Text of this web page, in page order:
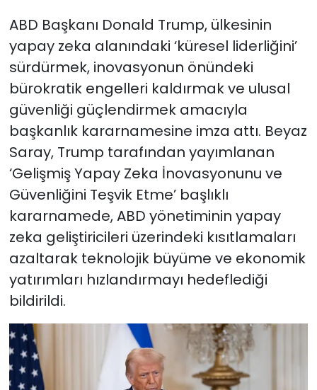
görüştü
ABD Başkanı Donald Trump, ülkesinin
yapay zeka alanındaki ‘küresel liderliğini’
sürdürmek, inovasyonun önündeki
bürokratik engelleri kaldırmak ve ulusal
güvenliği güçlendirmek amacıyla
başkanlık kararnamesine imza attı. Beyaz
Saray, Trump tarafından yayımlanan
‘Gelişmiş Yapay Zeka İnovasyonunu ve
Güvenliğini Teşvik Etme’ başlıklı
kararnamede, ABD yönetiminin yapay
zeka geliştiricileri üzerindeki kısıtlamaları
azaltarak teknolojik büyüme ve ekonomik
yatırımları hızlandırmayı hedeflediği
bildirildi.